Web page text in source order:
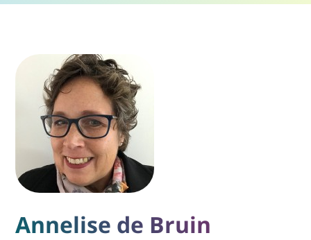
Annelise de Bruin